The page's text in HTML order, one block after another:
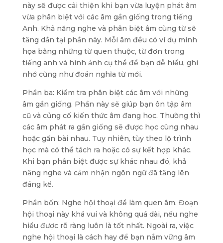
này sẽ được cải thiện khi bạn vừa luyện phát âm
vừa phân biệt với các âm gần giống trong tiếng
Anh. Khả năng nghe và phân biệt âm cùng từ sẽ
tăng dần tại phần này. Mỗi âm đều có ví dụ minh
họa bằng những từ quen thuộc, từ đơn trong
tiếng anh và hình ảnh cụ thể để bạn dễ hiểu, ghi
nhớ cũng như đoán nghĩa từ mới.
Phần ba: Kiểm tra phân biệt các âm với những
âm gần giống. Phần này sẽ giúp bạn ôn tập âm
cũ và củng cố kiến thức âm đang học. Thường thì
các âm phát ra gần giống sẽ được học cùng nhau
hoặc gần bài nhau. Tuy nhiên, tùy theo lộ trình
học mà có thể tách ra hoặc có sự kết hợp khác.
Khi bạn phân biệt được sự khác nhau đó, khả
năng nghe và cảm nhận ngôn ngữ đã tăng lên
đáng kể.
Phần bốn: Nghe hội thoại để làm quen âm. Đoạn
hội thoại này khá vui và không quá dài, nếu nghe
hiểu được rõ ràng luôn là tốt nhất. Ngoài ra, việc
nghe hội thoại là cách hay để bạn nắm vững âm